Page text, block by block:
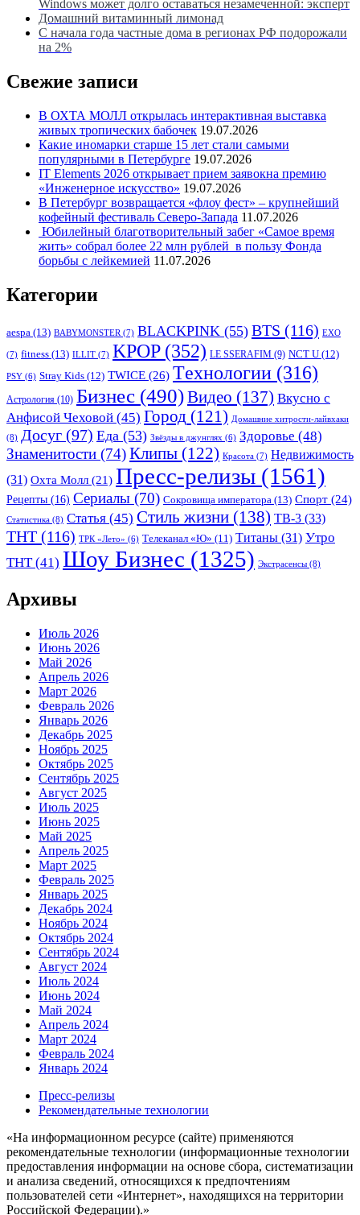
Windows может долго оставаться незамеченной: эксперт
Домашний витаминный лимонад
С начала года частные дома в регионах РФ подорожали
на 2%
Свежие записи
В ОХТА МОЛЛ открылась интерактивная выставка
живых тропических бабочек 19.07.2026
Какие иномарки старше 15 лет стали самыми
популярными в Петербурге 19.07.2026
IT Elements 2026 открывает прием заявокна премию
«Инженерное искусство» 19.07.2026
В Петербург возвращается «флоу фест» – крупнейший
кофейный фестиваль Северо-Запада 11.07.2026
Юбилейный благотворительный забег «Самое время
жить» собрал более 22 млн рублей в пользу Фонда
борьбы с лейкемией 11.07.2026
Категории
aespa (13) BABYMONSTER(7) BLACKPINK (55) BTS (116) EXO
(7) fitness (13) ILLIT (7) KPOP(352) LE SSERAFIM (9) NCT U (12)
PSY (6) Stray Kids (12) TWICE (26) Tехнологии (316)
Астрология (10) Бизнес (490)Видео (137) Вкусно с
Анфисой Чеховой (45) Город (121) Домашние хитрости-лайвхаки
(8) Досуг (97) Еда (53) Звёзды в джунглях (6) Здоровье (48)
Знаменитости (74)Клипы (122) Красота (7) Недвижимость
(31) Охта Молл (21) Пресс-релизы (1561)
Рецепты (16) Сериалы (70) Сокровища императора (13) Спорт (24)
Статистика (8) Статья (45) Стиль жизни (138) ТВ-3 (33)
ТНТ (116) ТРК «Лето» (6) Телеканал «Ю» (11) Титаны (31) Утро
ТНТ(41) Шоу Бизнес (1325) Экстрасенсы (8)
Архивы
Июль 2026
Июнь 2026
Май 2026
Апрель 2026
Март 2026
Февраль 2026
Январь 2026
Декабрь 2025
Ноябрь 2025
Октябрь 2025
Сентябрь 2025
Август 2025
Июль 2025
Июнь 2025
Май 2025
Апрель 2025
Март 2025
Февраль 2025
Январь 2025
Декабрь 2024
Ноябрь 2024
Октябрь 2024
Сентябрь 2024
Август 2024
Июль 2024
Июнь 2024
Май 2024
Апрель 2024
Март 2024
Февраль 2024
Январь 2024
Пресс-релизы
Рекомендательные технологии
«На информационном ресурсе (сайте) применяются
рекомендательные технологии (информационные технологии
предоставления информации на основе сбора, систематизации
и анализа сведений, относящихся к предпочтениям
пользователей сети «Интернет», находящихся на территории
Российской Федерации).»